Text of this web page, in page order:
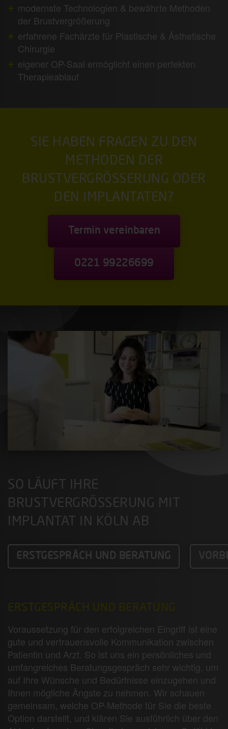
modernste Technologien & bewährte Methoden
der Brustvergrößerung
erfahrene Fachärzte für Plastische & Ästhetische
Chirurgie
eigener OP-Saal ermöglicht einen perfekten
Therapieablauf
SIE HABEN FRAGEN ZU DEN
METHODEN DER
BRUSTVERGRÖSSERUNG ODER D
EN IMPLANTATEN?
Termin vereinbaren
0221 99226699
SO LÄUFT IHRE
BRUSTVERGRÖSSERUNG MIT I
MPLANTAT IN KÖLN AB
ERSTGESPRÄCH UND BERATUNG
ERSTGESPRÄCH UND BERATUNG
Voraussetzung für den erfolgreichen Eingriff ist eine
gute und vertrauensvolle Kommunikation zwischen
Patientin und Arzt. So ist uns ein persönliches und
umfangreiches Beratungsgespräch sehr wichtig, um
auf Ihre Wünsche und Bedürfnisse einzugehen und
Ihnen mögliche Ängste zu nehmen. Wir schauen
gemeinsam, welche OP-Methode für Sie die beste
Option darstellt, und klären Sie ausführlich über den